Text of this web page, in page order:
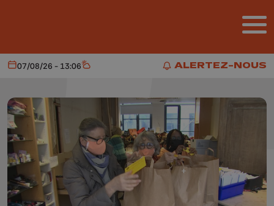
ALERTEZ-NOUS
ALERTEZ-NOUS
Aujourd'hui
07/08/26 - 13:06 Météo